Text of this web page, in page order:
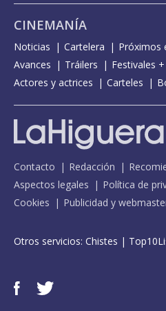
CINEMANÍA
Noticias Cartelera Próximos
Avances
Tráilers
Festivales
Actores y actrices
Carteles
Contacto Redacción
Aspectos legales
Política de
Cookies
Publicidad y
Otros servicios: Chistes |